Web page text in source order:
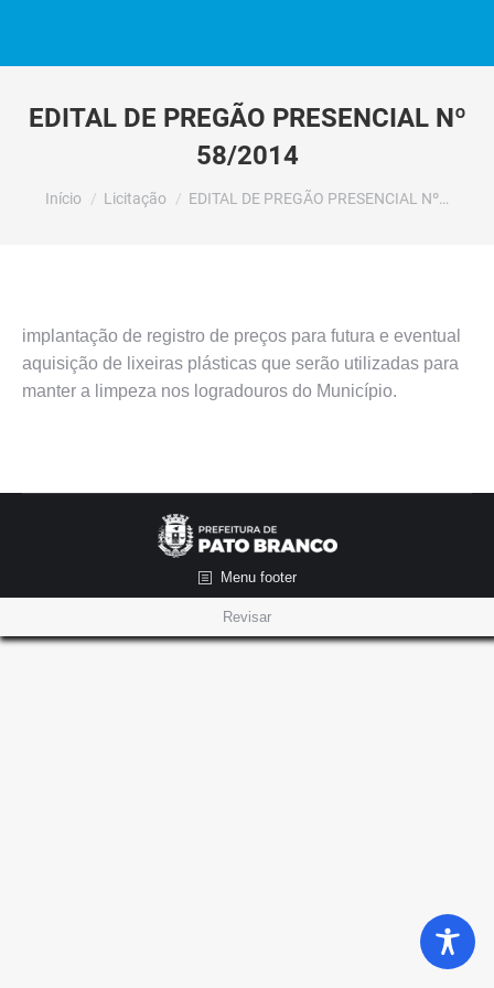
EDITAL DE PREGÃO PRESENCIAL Nº
58/2014
Você está aqui:
Início Licitação EDITAL DE PREGÃO PRESENCIAL Nº…
implantação de registro de preços para futura e eventual
aquisição de lixeiras plásticas que serão utilizadas para
manter a limpeza nos logradouros do Município.
Menu footer
Revisar